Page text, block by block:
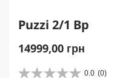
Puzzi 2/1 Bp
C
r
14999,00 грн
0.0 (0)